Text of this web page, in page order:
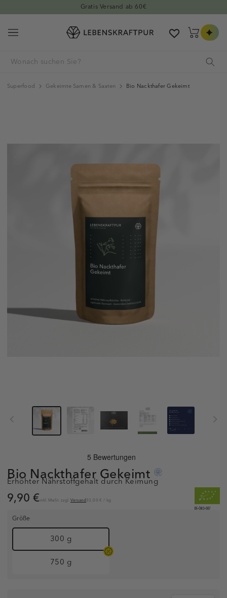
100% natur-identische Rohstoffe
Warenkorb
Superfood Gekeimte Samen & Saaten Bio Nackthafer Gekeimt
Bio NackthaferGekeimt
Erhöhter Nährstoffgehalt durch Keimung
9,90 € inkl. MwSt. zzgl. Versand33,00 € / kg
Größe
300 g
750 g